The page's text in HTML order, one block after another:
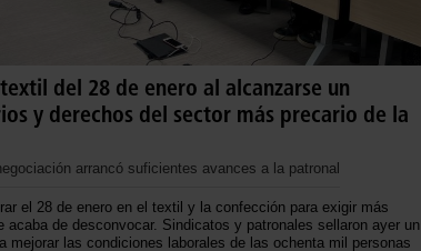
del 28 de enero al alcanzarse un
y derechos del sector más precario de la
arrancó suficientes avances a la patronal
el 28 de enero en el textil y la confección para exigir más
de desconvocar. Sindicatos y patronales sellaron ayer un
mejorar las condiciones laborales de las ochenta mil personas